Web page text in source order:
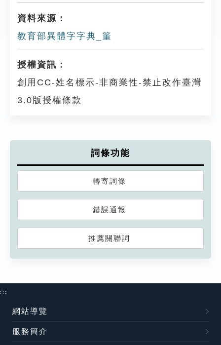
資料來源：
教育部異體字字典_箽
授權資訊：
創用CC-姓名標示-非商業性-禁止改作臺灣
3.0版授權條款
詞條功能
轉寄詞條
錯誤通報
推薦關聯詞
:::
網站導覽
服務簡介